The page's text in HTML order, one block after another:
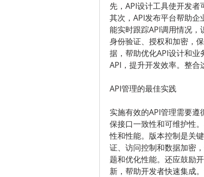
先，API设计工具使开发者
其次，API发布平台帮助
能实时跟踪API调用情况
身份验证、授权和加密，
据，帮助优化API设计和
API，提升开发效率。整合
API管理的最佳实践
实施有效的API管理需要
保接口一致性和可维护性
性和性能。版本控制是关
证、访问控制和数据加密
题和优化性能。还应鼓励
新，帮助开发者快速集成